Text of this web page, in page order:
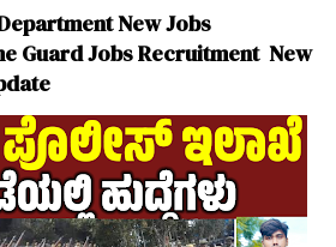
New Jobs
Guard Jobs Recruitment New